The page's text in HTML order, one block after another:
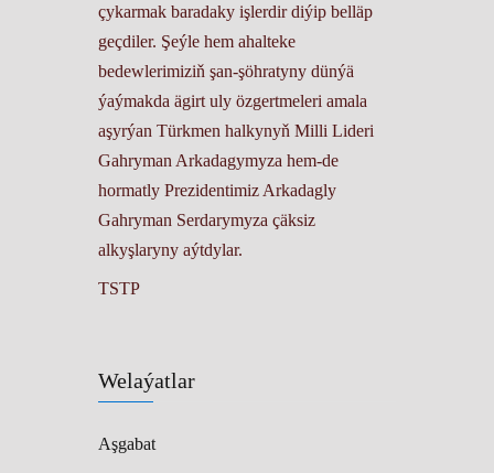
Welaýatlar
Aşgabat
çykarmak baradaky işlerdir diýip belläp
geçdiler. Şeýle hem ahalteke
bedewlerimiziň şan-şöhratyny dünýä
ýaýmakda ägirt uly özgertmeleri amala
aşyrýan Türkmen halkynyň Milli Lideri
Gahryman Arkadagymyza hem-de
hormatly Prezidentimiz Arkadagly
Gahryman Serdarymyza çäksiz
alkyşlaryny aýtdylar.
TSTP